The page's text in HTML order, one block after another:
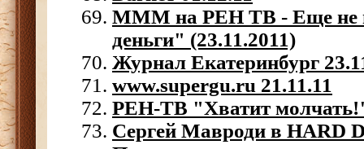
МММ на РЕН ТВ - Еще не
деньги" (23.11.2011)
Журнал Екатеринбург
www.supergu.ru 21.11.11
РЕН-ТВ "Хватит
Сергей Мавроди в HARD